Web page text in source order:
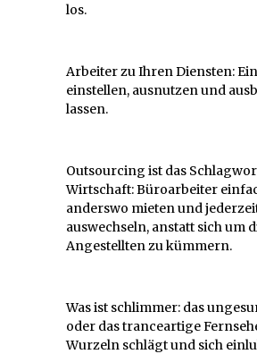
los.
Arbeiter zu Ihren Diensten:
einstellen, ausnutzen und
lassen.
Outsourcing ist das
Wirtschaft: Büroarbeiter
anderswo mieten und
auswechseln, anstatt sich um
Angestellten zu kümmern.
Was ist schlimmer: das
oder das tranceartige
Wurzeln schlägt und sich